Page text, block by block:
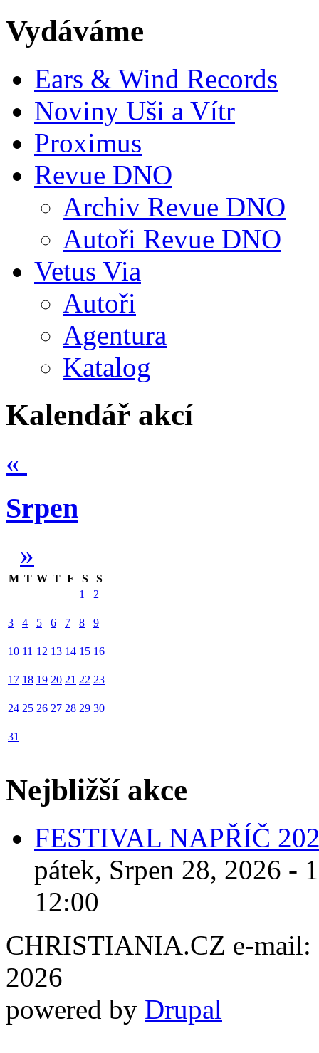
Vydáváme
Ears & Wind Records
Noviny Uši a Vítr
Proximus
Revue DNO
Archiv Revue DNO
Autoři Revue DNO
Vetus Via
Autoři
Agentura
Katalog
Kalendář akcí
«
Srpen
»
M T W T F S
S
1
2
3 4 5 6 7 8 9
10 11 12 13 14 15 16
17 18 19 20 21 22 23
24 25 26 27 28 29 30
31
Nejbližší akce
FESTIVAL NAPŘÍČ
pátek, Srpen 28, 2026 -
12:00
CHRISTIANIA.CZ e-mail:
2026
powered by Drupal